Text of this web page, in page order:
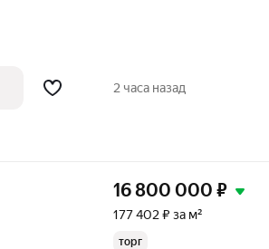
2 часа назад
16 800 000 ₽
177 402 ₽ за м²
торг